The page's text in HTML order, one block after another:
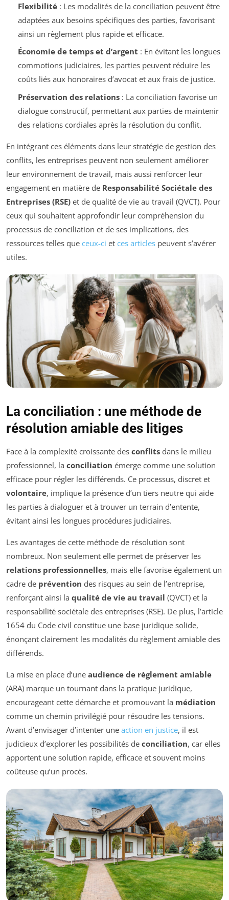
Flexibilité: Les modalités de la conciliation peuvent être
adaptées aux besoins spécifiques des parties, favorisant
ainsi un règlement plus rapide et efficace.
Économie de temps et d’argent : En évitant les longues
commotions judiciaires, les parties peuvent réduire les
coûts liés aux honoraires d’avocat et aux frais de justice.
Préservation des relations: La conciliation favorise un
dialogue constructif, permettant aux parties de maintenir
des relations cordiales après la résolution du conflit.
En intégrant ces éléments dans leur stratégie de gestion des
conflits, les entreprises peuvent non seulement améliorer
leur environnement de travail, mais aussi renforcer leur
engagement en matière de Responsabilité Sociétale des
Entreprises (RSE) et de qualité de vie au travail (QVCT). Pour
ceux qui souhaitent approfondir leur compréhension du
processus de conciliation et de ses implications, des
ressources telles que ceux-ci et ces articles peuvent s’avérer
utiles.
La conciliation : une méthode de
résolution amiable des litiges
Face à la complexité croissante des conflits dans le milieu
professionnel, la conciliation émerge comme une solution
efficace pour régler les différends. Ce processus, discret et
volontaire, implique la présence d’un tiers neutre qui aide
les parties à dialoguer et à trouver un terrain d’entente,
évitant ainsi les longues procédures judiciaires.
Les avantages de cette méthode de résolution sont
nombreux. Non seulement elle permet de préserver les
relations professionnelles, mais elle favorise également un
cadre de prévention des risques au sein de l’entreprise,
renforçant ainsi la qualité de vie au travail (QVCT) et la
responsabilité sociétale des entreprises (RSE). De plus, l’article
1654 du Code civil constitue une base juridique solide,
énonçant clairement les modalités du règlement amiable des
différends.
La mise en place d’une audience de règlement amiable
(ARA) marque un tournant dans la pratique juridique,
encourageant cette démarche et promouvant la médiation
comme un chemin privilégié pour résoudre les tensions.
Avant d’envisager d’intenter une action en justice, il est
judicieux d’explorer les possibilités de conciliation, car elles
apportent une solution rapide, efficace et souvent moins
coûteuse qu’un procès.